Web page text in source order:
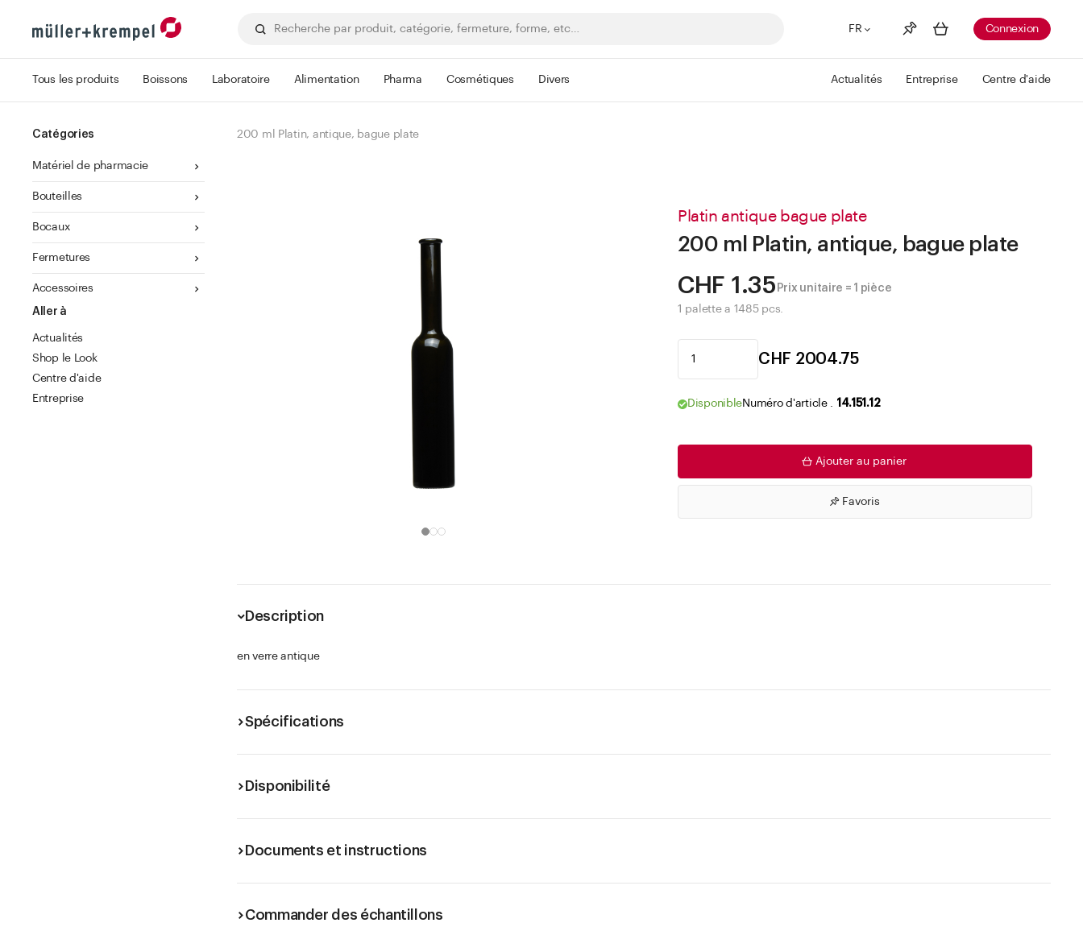
FR
Liste de souhaits Voir plus
Accéder aux listes de souhaits
Connexion
Tous les produits Boissons Laboratoire Alimentation Pharma Cosmétiques Divers Actualités Entreprise Centre d'aide
Catégories
Matériel de pharmacie
Bouteilles
Bocaux
Fermetures
Accessoires
Aller à
Actualités
Shop le Look
Centre d'aide
Entreprise
200 ml Platin, antique, bague plate
Platin antique bague plate
200 ml Platin, antique, bague plate
CHF 1.35 Prix unitaire = 1 pièce
1 palette a 1485 pcs.
CHF 2004.75
DisponibleNuméro d'article . 14.151.12
Ajouter au panier
Favoris
Description
en verre antique
Spécifications
Disponibilité
Documents et instructions
Commander des échantillons